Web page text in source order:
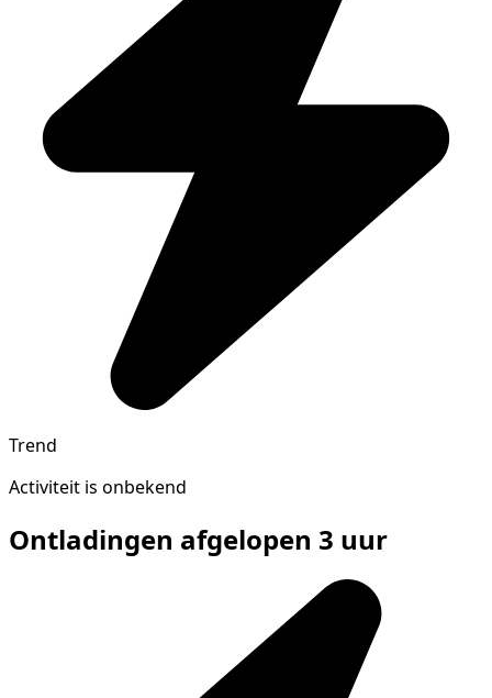
Trend
Activiteit is onbekend
Ontladingen afgelopen 3 uur